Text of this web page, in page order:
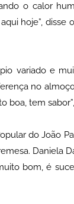
o calor
hoje”, disse
variado e
no
boa, tem
do João
Daniela
bom, é